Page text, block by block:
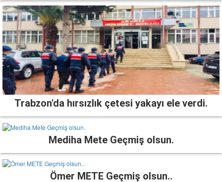
Trabzon'da hırsızlık çetesi yakayı ele verdi.
Mediha Mete Geçmiş olsun.
Ömer METE Geçmiş olsun..